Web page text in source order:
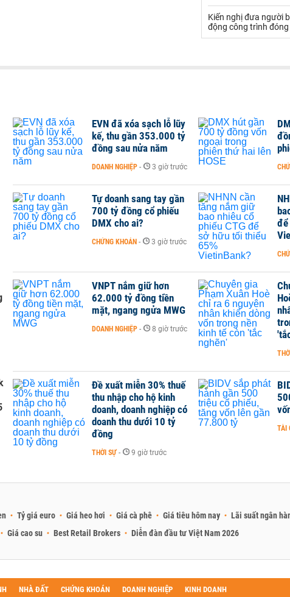
Kiến nghị đưa người
động công trình
EVN đã xóa sạch lỗ lũy
kế, thu gần 353.000 tỷ
đồng sau nửa năm
DOANH NGHIỆP - 3 giờ trước
Tự doanh sang tay gần
700 tỷ đồng cổ phiếu
DMX cho ai?
CHỨNG KHOÁN - 3 giờ trước
để
VNPT nắm giữ hơn
62.000 tỷ đồng tiền
mặt, ngang ngửa MWG
DOANH NGHIỆP - 8 giờ trước
Đề xuất miễn 30% thuế
thu nhập cho hộ kinh
doanh, doanh nghiệp có
doanh thu dưới 10 tỷ
đồng
THỜI SỰ - 9 giờ trước
TÀI
Tỷ giá euro Giá heo hơi Giá cà phê Giá tiêu hôm nay Lãi suất ngân
Giá cao su Best Retail Brokers Diễn đàn đầu tư Việt Nam 2026
NHÀ ĐẤT CHỨNG KHOÁN DOANH NGHIỆP KINH DOANH